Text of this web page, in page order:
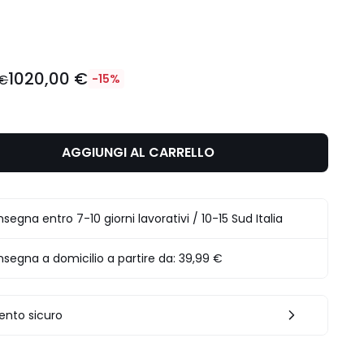
1020,00 € -15%
AGGIUNGI AL CARRELLO
entro 7-10 giorni lavorativi / 10-15 Sud Italia
a domicilio a partire da:39,99 €
sicuro